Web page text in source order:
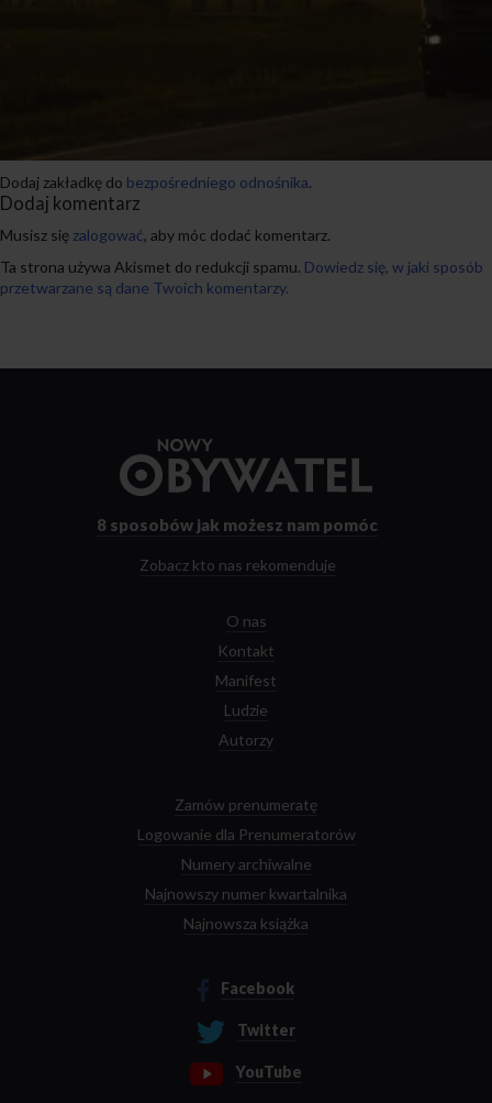
Dodaj zakładkę do bezpośredniego odnośnika.
Dodaj komentarz
Musisz się zalogować, aby móc dodać komentarz.
Ta strona używa Akismet do redukcji spamu. Dowiedz się, w jaki sposób
przetwarzane są dane Twoich komentarzy.
strony
8 sposobów jak możesz nam pomóc
Zobacz kto nas rekomenduje
O nas
Kontakt
Manifest
Ludzie
Autorzy
Zamów prenumeratę
Logowanie dla Prenumeratorów
Numery archiwalne
Najnowszy numer kwartalnika
Najnowsza książka
Facebook
Twitter
YouTube